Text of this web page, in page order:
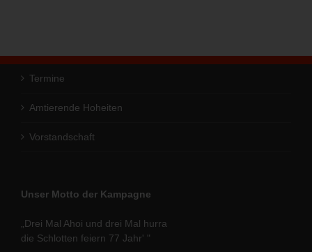
Termine
Amtierende Hoheiten
Vorstandschaft
Unser Motto der Kampagne
„Drei Mal Ahoi und drei Mal hurra
die Schlotten feiern 77 Jahr' "